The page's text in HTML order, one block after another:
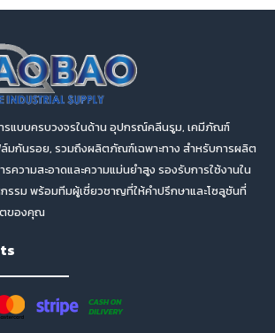
รแบบครบวงจรในด้าน อุปกรณ์คลีนรูม, เคมีภัณฑ์
มกันรอย, รวมถึงผลิตภัณฑ์เฉพาะทาง สำหรับการผลิต
ความสะอาดและความแม่นยำสูง รองรับการใช้งานใน
รม พร้อมทีมผู้เชี่ยวชาญที่ให้คำปรึกษาและโซลูชันที่
ตของคุณ